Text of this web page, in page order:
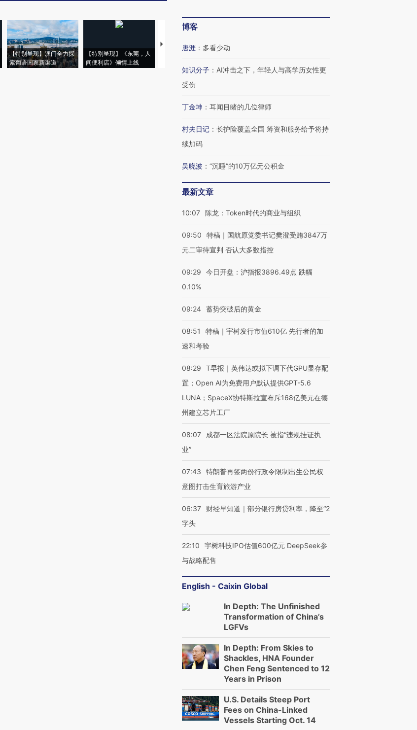
【特别呈现】澳门全力探
索葡语国家新渠道
【特别呈现】《东莞，人
间便利店》倾情上线
【推广】走进第四届链博
会，让数智科技“链”接产
博客
唐涯 ： 多看少动
知识分子 ： AI冲击之下，年轻人与高学历女性更
受伤
丁金坤 ： 耳闻目睹的几位律师
村夫日记 ： 长护险覆盖全国 筹资和服务给予将持
续加码
吴晓波 ： “沉睡”的10万亿元公积金
最新文章
10:07 陈龙：Token时代的商业与组织
09:50
特稿｜国航原党委书记樊澄受贿3847万
元二审待宣判 否认大多数指控
09:29
今日开盘：沪指报3896.49点 跌幅
0.10%
09:24 蓄势突破后的黄金
08:51
特稿｜宇树发行市值610亿 先行者的加
速和考验
08:29
T早报｜英伟达或拟下调下代GPU显存配
置；Open AI为免费用户默认提供GPT-5.6
LUNA；SpaceX协特斯拉宣布斥168亿美元在德
州建立芯片工厂
08:07
成都一区法院原院长 被指“违规挂证执
业”
07:43
特朗普再签两份行政令限制出生公民权
意图打击生育旅游产业
06:37
财经早知道｜部分银行房贷利率，降至“2
字头
22:10
宇树科技IPO估值600亿元 DeepSeek参
与战略配售
English - Caixin Global
In Depth: The Unfinished
Transformation of China’s
LGFVs
In Depth: From Skies to
Shackles, HNA Founder
Chen Feng Sentenced to 12
Years in Prison
U.S. Details Steep Port
Fees on China-Linked
Vessels Starting Oct. 14